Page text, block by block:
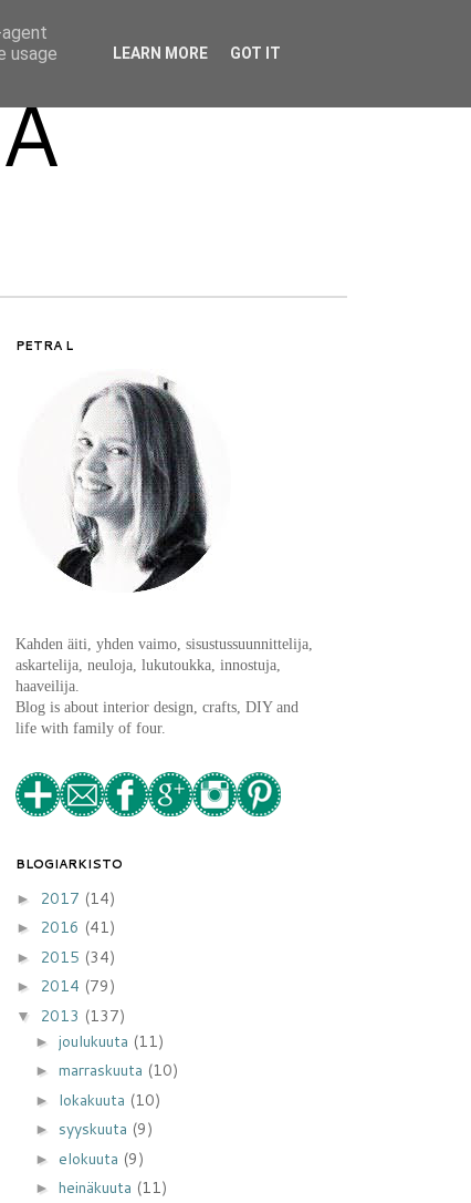
PETRA L
Kahden äiti, yhden vaimo, sisustussuunnittelija,
askartelija, neuloja, lukutoukka, innostuja,
haaveilija.
Blog is about interior design, crafts, DIY and
life with family of four.
BLOGIARKISTO
►
2017 (14)
► 2016 (41)
► 2015 (34)
► 2014 (79)
▼ 2013 (137)
► joulukuuta (11)
► marraskuuta (10)
► lokakuuta (10)
► syyskuuta (9)
► elokuuta (9)
► heinäkuuta (11)
usage
LEARN MORE GOT IT